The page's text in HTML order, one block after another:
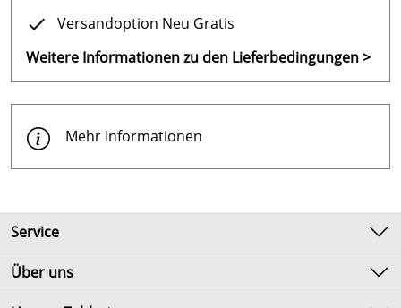
Versandoption Neu Gratis
Weitere Informationen zu den Lieferbedingungen >
Mehr Informationen
Service
Kontakt
Über uns